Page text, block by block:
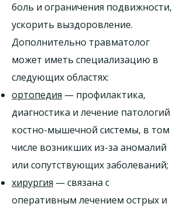
боль и ограничения подвижности,
ускорить выздоровление.
Дополнительно травматолог
может иметь специализацию в
следующих областях:
ортопедия — профилактика,
диагностика и лечение патологий
костно-мышечной системы, в том
числе возникших из-за аномалий
или сопутствующих заболеваний;
хирургия — связана с
оперативным лечением острых и